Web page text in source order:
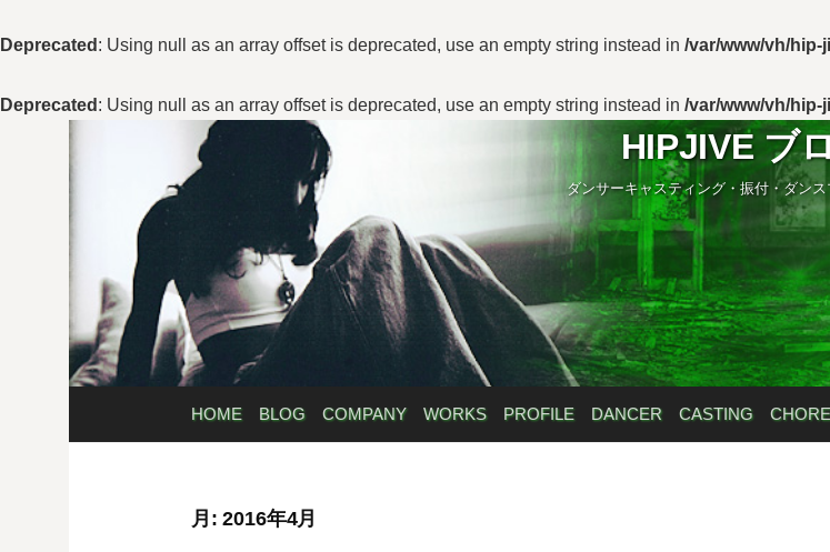
Deprecated : Using null as an array offset is deprecated, use an empty string instead in /var/www/vh/
Deprecated : Using null as an array offset is deprecated, use an empty string instead in /var/www/vh/
テ
ン
ツ
キ
ッ
HIPJIVE ブ
ダンサーキャスティング・振付・ダン
HOME BLOG COMPANY WORKS PROFILE DANCER CASTING
月:2016年4月